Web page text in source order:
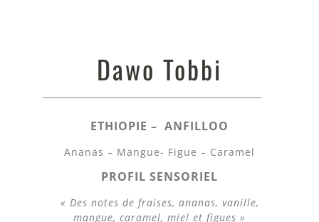
Dawo Tobbi
ETHIOPIE – ANFILLOO
Ananas – Mangue- Figue – Caramel
PROFIL SENSORIEL
« Des notes de fraises, ananas, vanille,
mangue, caramel, miel et figues »